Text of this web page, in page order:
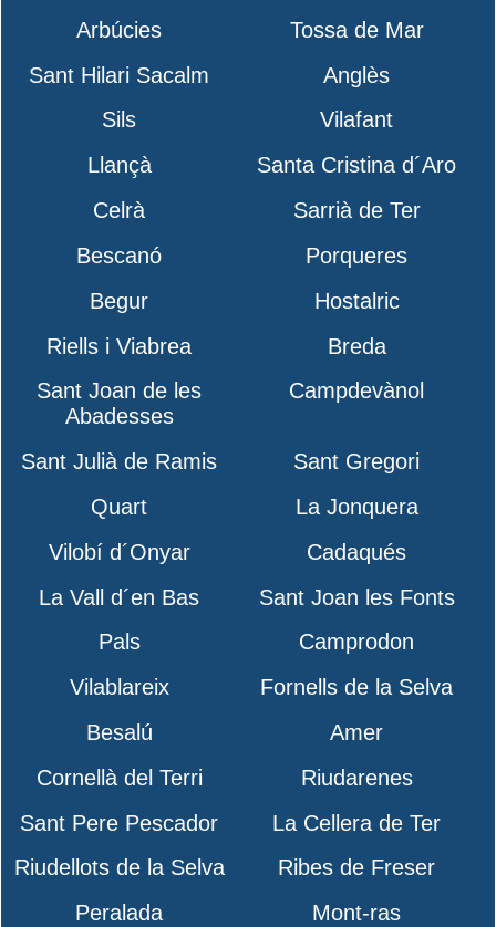
Arbúcies
Tossa de Mar
Sant Hilari Sacalm
Anglès
Sils
Vilafant
Llançà
Santa Cristina d´Aro
Celrà
Sarrià de Ter
Bescanó
Porqueres
Begur
Hostalric
Riells i Viabrea
Breda
Sant Joan de les
Abadesses
Campdevànol
Sant Julià de Ramis
Sant Gregori
Quart
La Jonquera
Vilobí d´Onyar
Cadaqués
La Vall d´en Bas
Sant Joan les Fonts
Pals
Camprodon
Vilablareix
Fornells de la Selva
Besalú
Amer
Cornellà del Terri
Riudarenes
Sant Pere Pescador
La Cellera de Ter
Riudellots de la Selva
Ribes de Freser
Peralada
Mont-ras